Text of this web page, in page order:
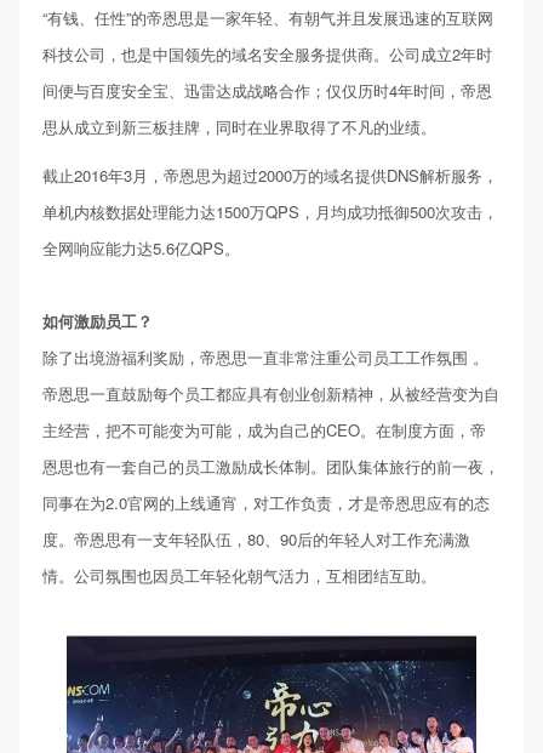
“有钱、任性”的帝恩思是一家年轻、有朝气并且发展迅速的互联网
科技公司，也是中国领先的域名安全服务提供商。公司成立2年时
间便与百度安全宝、迅雷达成战略合作；仅仅历时4年时间，帝恩
思从成立到新三板挂牌，同时在业界取得了不凡的业绩。
截止2016年3月，帝恩思为超过2000万的域名提供DNS解析服务，
单机内核数据处理能力达1500万QPS，月均成功抵御500次攻击，
全网响应能力达5.6亿QPS。
如何激励员工？
除了出境游福利奖励，帝恩思一直非常注重公司员工工作氛围 。
帝恩思一直鼓励每个员工都应具有创业创新精神，从被经营变为自
主经营，把不可能变为可能，成为自己的CEO。在制度方面，帝
恩思也有一套自己的员工激励成长体制。团队集体旅行的前一夜，
同事在为2.0官网的上线通宵，对工作负责，才是帝恩思应有的态
度。帝恩思有一支年轻队伍，80、90后的年轻人对工作充满激
情。公司氛围也因员工年轻化朝气活力，互相团结互助。